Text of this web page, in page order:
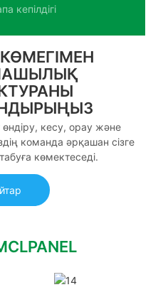
кепілдігі
КӨМЕГІМЕН
кесу, орау және
команда әрқашан сізге
көмектеседі.